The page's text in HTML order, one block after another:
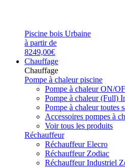
Piscine bois Urbaine
à partir de
8249,00€
Chauffage
Chauffage
Pompe à chaleur piscine
Pompe à chaleur ON/
Pompe à chaleur (Full)
Pompe à chaleur toutes
Accessoires pompes à
Voir tous les produits
Réchauffeur
Réchauffeur Elecro
Réchauffeur Zodiac
Réchauffeur Industriel